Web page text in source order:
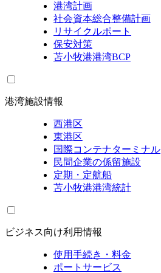
港湾計画
社会資本総合整備計画
リサイクルポート
保安対策
苫小牧港港湾BCP
港湾施設情報
西港区
東港区
国際コンテナターミナル
民間企業の係留施設
定期・定航船
苫小牧港港湾統計
ビジネス向け利用情報
使用手続き・料金
ポートサービス